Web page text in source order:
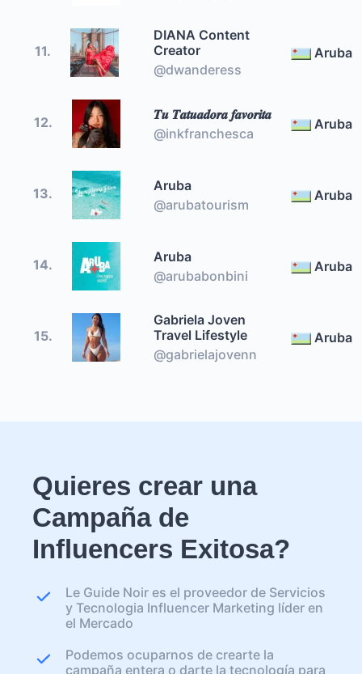
11.
DIANA Content
Creator
@dwanderess
Aruba
12.
𝑻𝒖 𝑻𝒂𝒕𝒖𝒂𝒅𝒐𝒓𝒂 𝒇𝒂𝒗𝒐𝒓𝒊𝒕𝒂
@inkfranchesca
Aruba
13.
Aruba
@arubatourism
Aruba
14.
Aruba
@arubabonbini
Aruba
15.
Gabriela Joven
Travel Lifestyle
@gabrielajovenn
Aruba
Quieres crear una
Campaña de
Influencers Exitosa?
Le Guide Noir es el proveedor de Servicios
y Tecnologia Influencer Marketing líder en
el Mercado
Podemos ocuparnos de crearte la
campaña entera o darte la tecnología para